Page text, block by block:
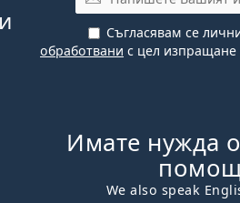
Съгласявам се
обработвани с цел
Имате нужда
We also speak